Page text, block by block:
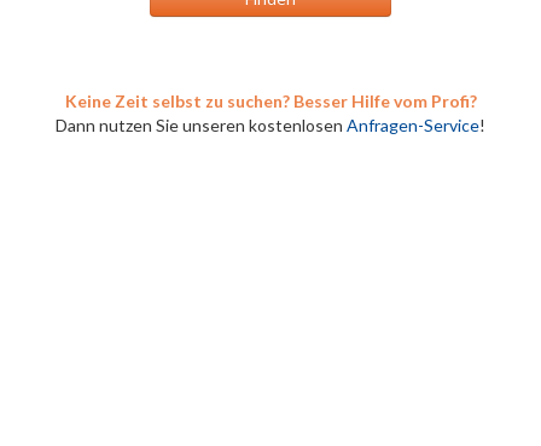
Keine Zeit selbst zu suchen? Besser Hilfe vom Profi?
Dann nutzen Sie unseren kostenlosen Anfragen-Service!